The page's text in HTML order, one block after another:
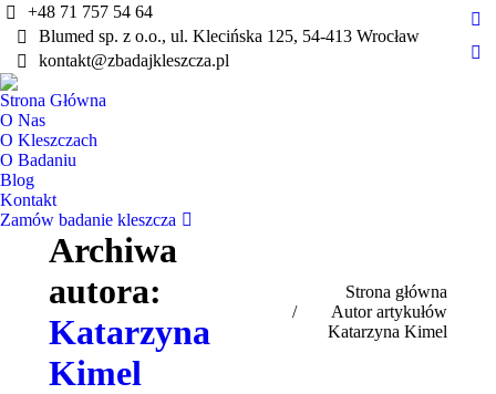
+48 71 757 54 64
Blumed sp. z o.o., ul. Klecińska 125, 54-413 Wrocław
kontakt@zbadajkleszcza.pl
Strona Główna
O Nas
O Kleszczach
O Badaniu
Blog
Kontakt
Zamów badanie kleszcza
Archiwa
autora:
Katarzyna
Kimel
Jesteś tutaj:Strona główna
Autor artykułów
Katarzyna Kimel